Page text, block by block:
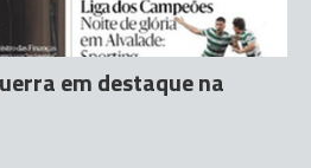
em destaque na